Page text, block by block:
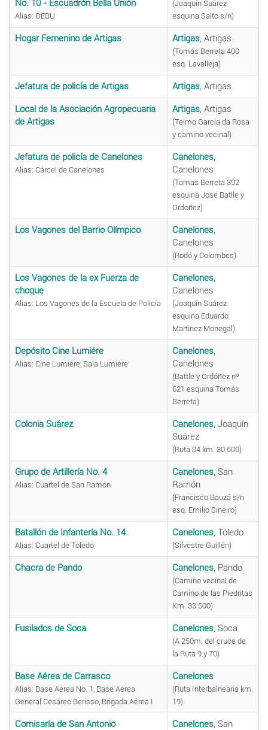
No. 10 - Escuadrón Bella Unión
Alias: GEBU
(Joaquín Suárez
esquina Salto s/n)
Hogar Femenino de Artigas Artigas, Artigas
(Tomás Berreta 400
esq. Lavalleja)
Jefatura de policía de Artigas Artigas, Artigas
Local de la Asociación Agropecuaria
de Artigas
Artigas, Artigas
(Telmo Garcia da Rosa
y camino vecinal)
Jefatura de policía de Canelones
Alias: Cárcel de Canelones
Canelones,
Canelones
(Tomas Berreta 392
esquina Jose Batlle y
Ordoñez)
Los Vagones del Barrio Olímpico Canelones,
Canelones
(Rodó y Colombes)
Los Vagones de la ex Fuerza de
choque
Alias: Los Vagones de la Escuela de Policía
Canelones,
Canelones
(Joaquín Suárez
esquina Eduardo
Martinez Monegal)
Depósito Cine Lumiére
Alias: Cine Lumiére, Sala Lumiére
Canelones,
Canelones
(Battle y Ordóñez nº
621 esquina Tomás
Berreta)
Colonia Suárez Canelones, Joaquín
Suárez
(Ruta 84 km. 30.500)
Grupo de Artillería No. 4
Alias: Cuartel de San Ramón
Canelones, San
Ramón
(Francisco Bauzá s/n
esq. Emilio Sineiro)
Batallón de Infantería No. 14
Alias: Cuartel de Toledo
Canelones, Toledo
(Silvestre Guillén)
Chacra de Pando Canelones, Pando
(Camino vecinal de
Camino de las Piedritas
Km. 33.500)
Fusilados de Soca Canelones, Soca
(A 250m. del cruce de
la Ruta 9 y 70)
Base Aérea de Carrasco
Alias: Base Aérea No. 1, Base Aérea
General Cesáreo Berisso, Brigada Aérea I
Canelones
(Ruta Interbalnearia km.
19)
Comisaría de San Antonio Canelones, San